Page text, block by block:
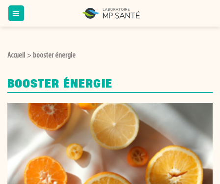
Passer
au
Accueil > booster énergie
BOOSTER ÉNERGIE